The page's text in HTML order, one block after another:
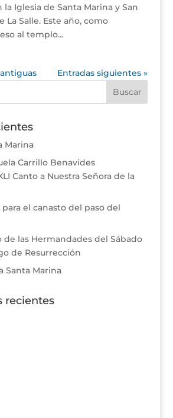
la Iglesia de Santa Marina y San
La Salle. Este año, como
al templo...
Entradas siguientes »
Marina
Carrillo Benavides
Canto a Nuestra Señora de la
para el canasto del paso del
de las Hermandades del Sábado
de Resurrección
Santa Marina
recientes